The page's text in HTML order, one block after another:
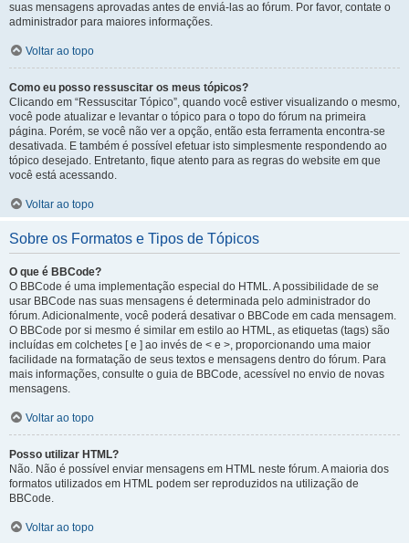
suas mensagens aprovadas antes de enviá-las ao fórum. Por favor, contate o
administrador para maiores informações.
Voltar ao topo
Como eu posso ressuscitar os meus tópicos?
Clicando em “Ressuscitar Tópico”, quando você estiver visualizando o mesmo,
você pode atualizar e levantar o tópico para o topo do fórum na primeira
página. Porém, se você não ver a opção, então esta ferramenta encontra-se
desativada. E também é possível efetuar isto simplesmente respondendo ao
tópico desejado. Entretanto, fique atento para as regras do website em que
você está acessando.
Voltar ao topo
Sobre os Formatos e Tipos de Tópicos
O que é BBCode?
O BBCode é uma implementação especial do HTML. A possibilidade de se
usar BBCode nas suas mensagens é determinada pelo administrador do
fórum. Adicionalmente, você poderá desativar o BBCode em cada mensagem.
O BBCode por si mesmo é similar em estilo ao HTML, as etiquetas (tags) são
incluídas em colchetes [ e ] ao invés de < e >, proporcionando uma maior
facilidade na formatação de seus textos e mensagens dentro do fórum. Para
mais informações, consulte o guia de BBCode, acessível no envio de novas
mensagens.
Voltar ao topo
Posso utilizar HTML?
Não. Não é possível enviar mensagens em HTML neste fórum. A maioria dos
formatos utilizados em HTML podem ser reproduzidos na utilização de
BBCode.
Voltar ao topo